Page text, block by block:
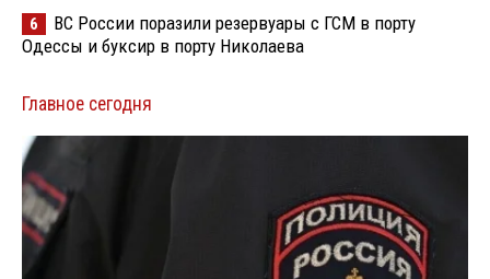
6
ВС России поразили резервуары с ГСМ в порту
Одессы и буксир в порту Николаева
Главное сегодня